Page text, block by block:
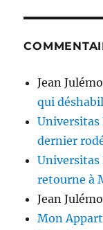
Jean
qui
Universitas
dernier
Universitas
retourne à
Jean
Mon